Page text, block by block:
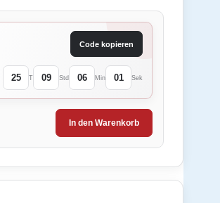
Code kopieren
25 T 09 Std 06 Min 01 Sek
In den Warenkorb